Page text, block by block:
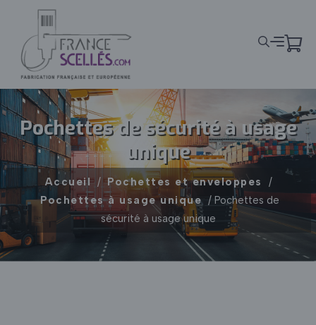
Panneau de gestion des cookies
Pochettes de sécurité à usage
unique
Accueil / Pochettes et enveloppes
/
Pochettes à usage unique / Pochettes de
sécurité à usage unique